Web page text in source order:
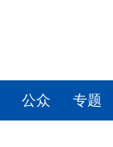
公众 专题